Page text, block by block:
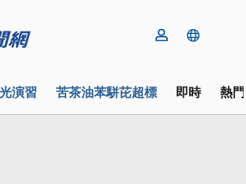
演習 苦茶油苯駢芘超標 即時 熱